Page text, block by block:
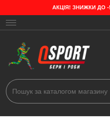
АКЦІЯ! ЗНИЖКИ ДО -